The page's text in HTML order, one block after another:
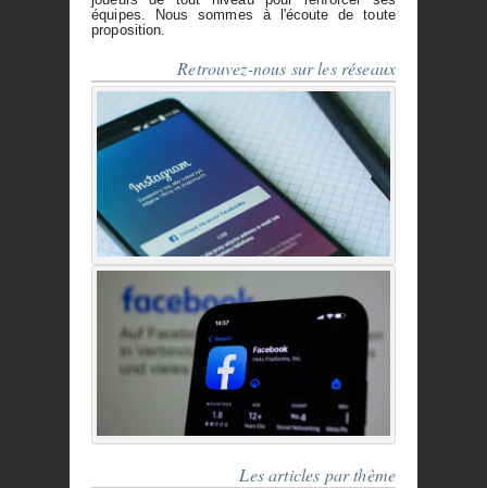
équipes. Nous sommes à l'écoute de toute
proposition.
Retrouvez-nous sur les réseaux
Les articles par thème